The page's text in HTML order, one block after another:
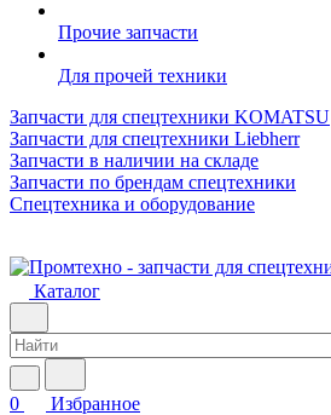
Прочие запчасти
Для прочей техники
Запчасти для спецтехники KOMATSU
Запчасти для спецтехники Liebherr
Запчасти в наличии на складе
Запчасти по брендам спецтехники
Спецтехника и оборудование
Каталог
0
Избранное